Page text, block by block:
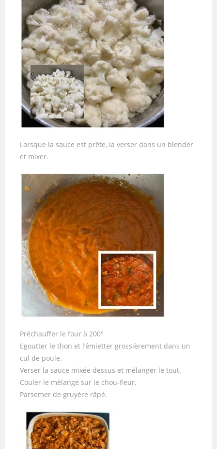
Lorsque la sauce est prête, la verser dans un blender
et mixer.
Préchauffer le four à 200°
Egoutter le thon et l’émietter grossièrement dans un
cul de poule.
Verser la sauce mixée dessus et mélanger le tout.
Couler le mélange sur le chou-fleur.
Parsemer de gruyère râpé.